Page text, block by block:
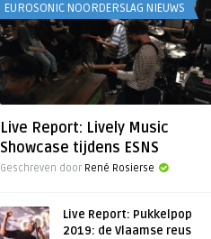
EUROSONIC NOORDERSLAG NIEUWS
Live Report: Lively Music
Showcase tijdens ESNS
Geschreven door René Rosierse
Live Report: Pukkelpop
2019: de Vlaamse reus